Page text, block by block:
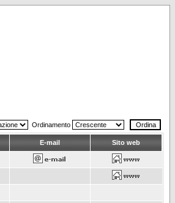
Ordinamento
E-mail Sito web